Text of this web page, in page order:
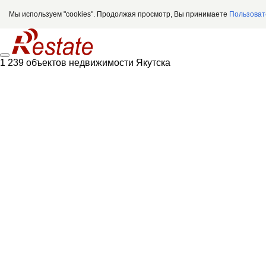
Мы используем "cookies". Продолжая просмотр, Вы принимаете
1 239 объектов недвижимости Якутска